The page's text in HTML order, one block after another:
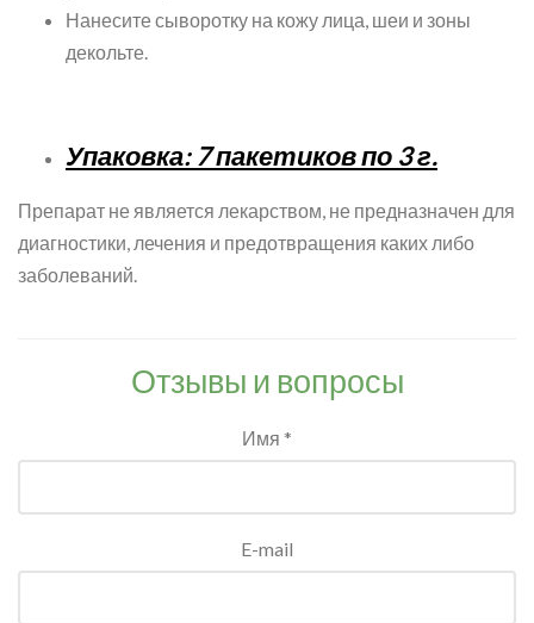
Нанесите сыворотку на кожу лица, шеи и зоны
декольте.
Упаковка: 7 пакетиков по 3 г.
Препарат не является лекарством, не предназначен для
диагностики, лечения и предотвращения каких либо
заболеваний.
Отзывы и вопросы
Имя *
E-mail